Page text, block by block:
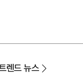
렌드 뉴스